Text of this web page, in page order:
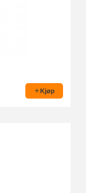
Kjøp